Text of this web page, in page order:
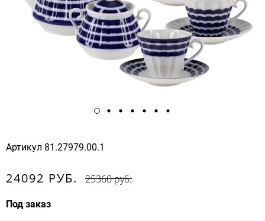
Артикул 81.27979.00.1
24092 РУБ. 25360 руб.
Под заказ